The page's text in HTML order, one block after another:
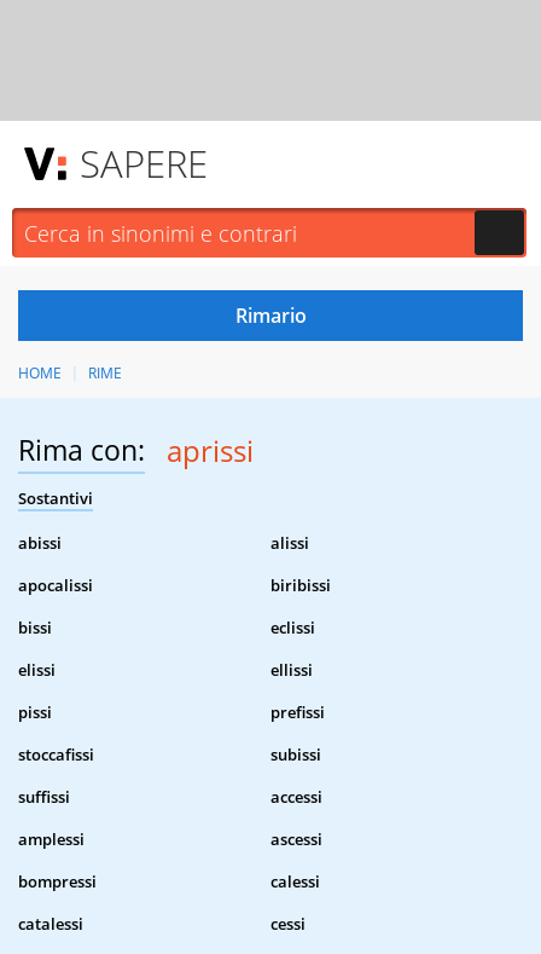
SAPERE
HOME RIME
Rima con: aprissi
Sostantivi
abissi
alissi
apocalissi
biribissi
bissi
eclissi
elissi
ellissi
pissi
prefissi
stoccafissi
subissi
suffissi
accessi
amplessi
ascessi
bompressi
calessi
catalessi
cessi